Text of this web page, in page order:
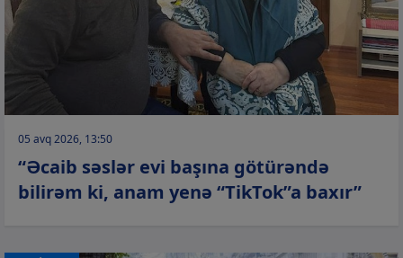
05 avq 2026, 13:50
“Əcaib səslər evi başına götürəndə
bilirəm ki, anam yenə “TikTok”a baxır”